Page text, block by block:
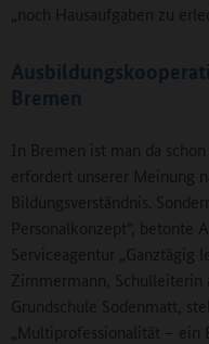
„noch Hausaufgaben zu
Bremen
In Bremen ist man da
erfordert unserer Meinung
Bildungsverständnis.
Personalkonzept“, betonte
Serviceagentur „Ganztägig
Zimmermann, Schulleiterin
Grundschule Sodenmatt,
„Multiprofessionalität – ein